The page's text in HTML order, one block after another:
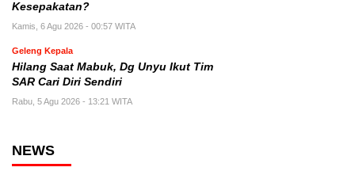
Kesepakatan?
Kamis, 6 Agu 2026 - 00:57 WITA
Geleng Kepala
Hilang Saat Mabuk, Dg Unyu Ikut Tim
SAR Cari Diri Sendiri
Rabu, 5 Agu 2026 - 13:21 WITA
NEWS